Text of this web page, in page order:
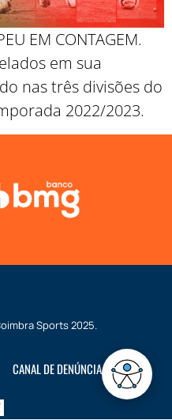
EM CONTAGEM.
em sua
nas três divisões do
2022/2023.
Sports2025.
CANAL DE DENÚNCIA